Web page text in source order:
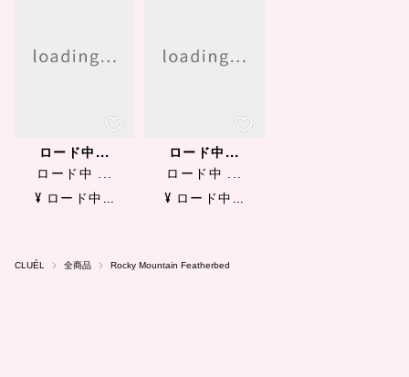
ロード中...
ロード中 ...
¥ ロード中...
ロード中...
ロード中 ...
¥ ロード中...
CLUÉL 全商品 Rocky Mountain Featherbed